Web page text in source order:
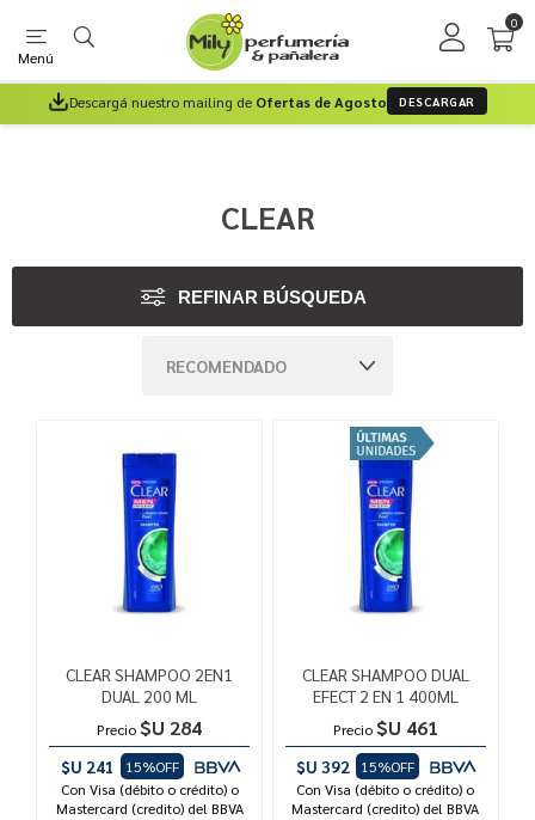
Menú
0
Descargá nuestro mailing de Ofertas de Agosto DESCARGAR
CLEAR
REFINAR BÚSQUEDA
CLEAR SHAMPOO 2EN1
DUAL 200 ML
Precio $U 284
$U 241
15%OFF
Con Visa (débito o crédito) o
Mastercard (credito) del BBVA
CLEAR SHAMPOO DUAL
EFECT 2 EN 1 400ML
Precio $U 461
$U 392
15%OFF
Con Visa (débito o crédito) o
Mastercard (credito) del BBVA